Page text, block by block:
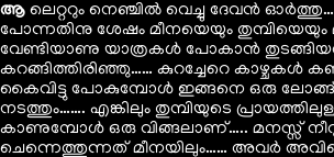
ആ ലെറ്ററും നെഞ്ചിൽ വെച്ചു ദേവൻ
പോന്നതിനു ശേഷം മീനയെയും തുമ്പിയെയും
വേണ്ടിയാണു യാത്രകൾ പോകാൻ
കറങ്ങിത്തിരിഞ്ഞു…… കുറച്ചേറെ കാഴ്ചകൾ
കൈവിട്ടു പോകുമ്പോൾ ഇങ്ങനെ ഒരു
നടത്തും……. എങ്കിലും തുമ്പിയുടെ
കാണുമ്പോൾ ഒരു വിങ്ങലാണ്….. മനസ്സ്
ചെന്നെത്തുന്നത് മീനയിലും…… അവർ